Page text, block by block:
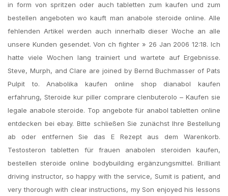
in form von spritzen oder auch tabletten zum kaufen und zum
bestellen angeboten wo kauft man anabole steroide online. Alle
fehlenden Artikel werden auch innerhalb dieser Woche an alle
unsere Kunden gesendet. Von ch fighter » 26 Jan 2006 12:18. Ich
hatte viele Wochen lang trainiert und wartete auf Ergebnisse.
Steve, Murph, and Clare are joined by Bernd Buchmasser of Pats
Pulpit to. Anabolika kaufen online shop dianabol kaufen
erfahrung, Steroide kur piller comprare clenbuterolo – Kaufen sie
legale anabole steroide. Top angebote für anabol tabletten online
entdecken bei ebay. Bitte schließen Sie zunächst Ihre Bestellung
ab oder entfernen Sie das E Rezept aus dem Warenkorb.
Testosteron tabletten für frauen anabolen steroiden kaufen,
bestellen steroide online bodybuilding ergänzungsmittel. Brilliant
driving instructor, so happy with the service, Sumit is patient, and
very thorough with clear instructions, my Son enjoyed his lessons